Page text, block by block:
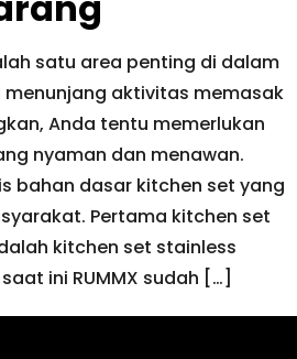
satu area penting di dalam
menunjang aktivitas memasak
Anda tentu memerlukan
nyaman dan menawan.
bahan dasar kitchen set yang
Pertama kitchen set
kitchen set stainless
ini RUMMX sudah […]